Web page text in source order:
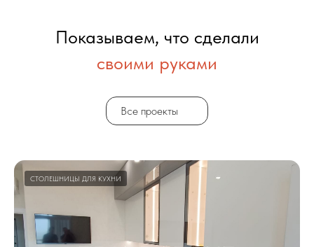
Показываем, что сделали
своими руками
Все проекты
СТОЛЕШНИЦЫ ДЛЯ КУХНИ